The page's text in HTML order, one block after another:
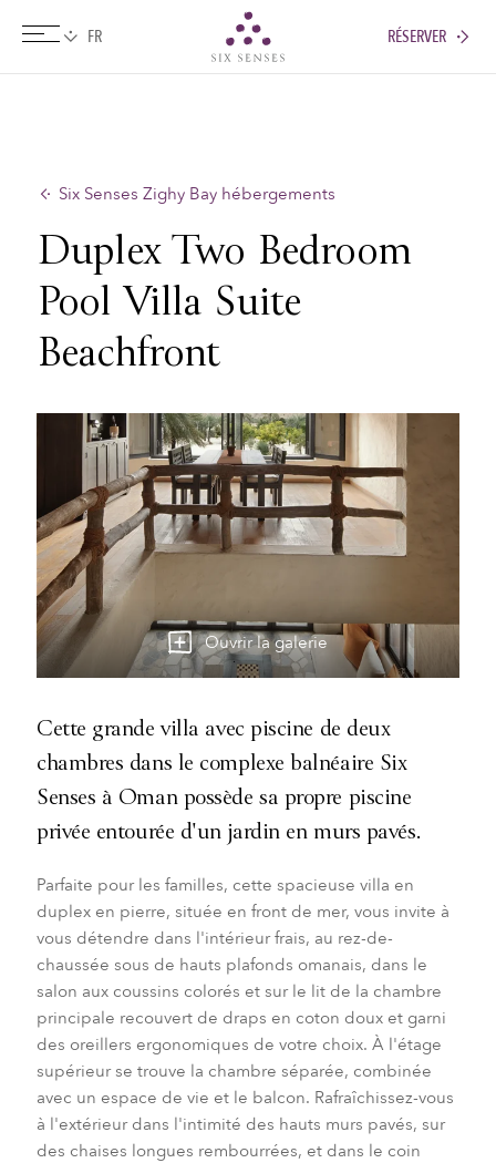
RÉSERVER
Six Senses Zighy Bay hébergements
Duplex Two Bedroom
Pool Villa Suite
Beachfront
Ouvrir la galerie
Cette grande villa avec piscine de deux
chambres dans le complexe balnéaire Six
Senses à Oman possède sa propre piscine
privée entourée d'un jardin en murs pavés.
Parfaite pour les familles, cette spacieuse villa en
duplex en pierre, située en front de mer, vous invite à
vous détendre dans l'intérieur frais, au rez-de-
chaussée sous de hauts plafonds omanais, dans le
salon aux coussins colorés et sur le lit de la chambre
principale recouvert de draps en coton doux et garni
des oreillers ergonomiques de votre choix. À l'étage
supérieur se trouve la chambre séparée, combinée
avec un espace de vie et le balcon. Rafraîchissez-vous
à l'extérieur dans l'intimité des hauts murs pavés, sur
des chaises longues rembourrées, et dans le coin